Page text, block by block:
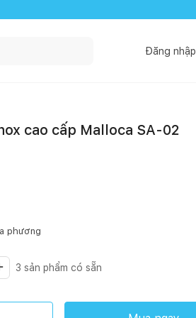
Đăng nhập
cao cấp Malloca SA-02
phương
3 sản phẩm có sẵn